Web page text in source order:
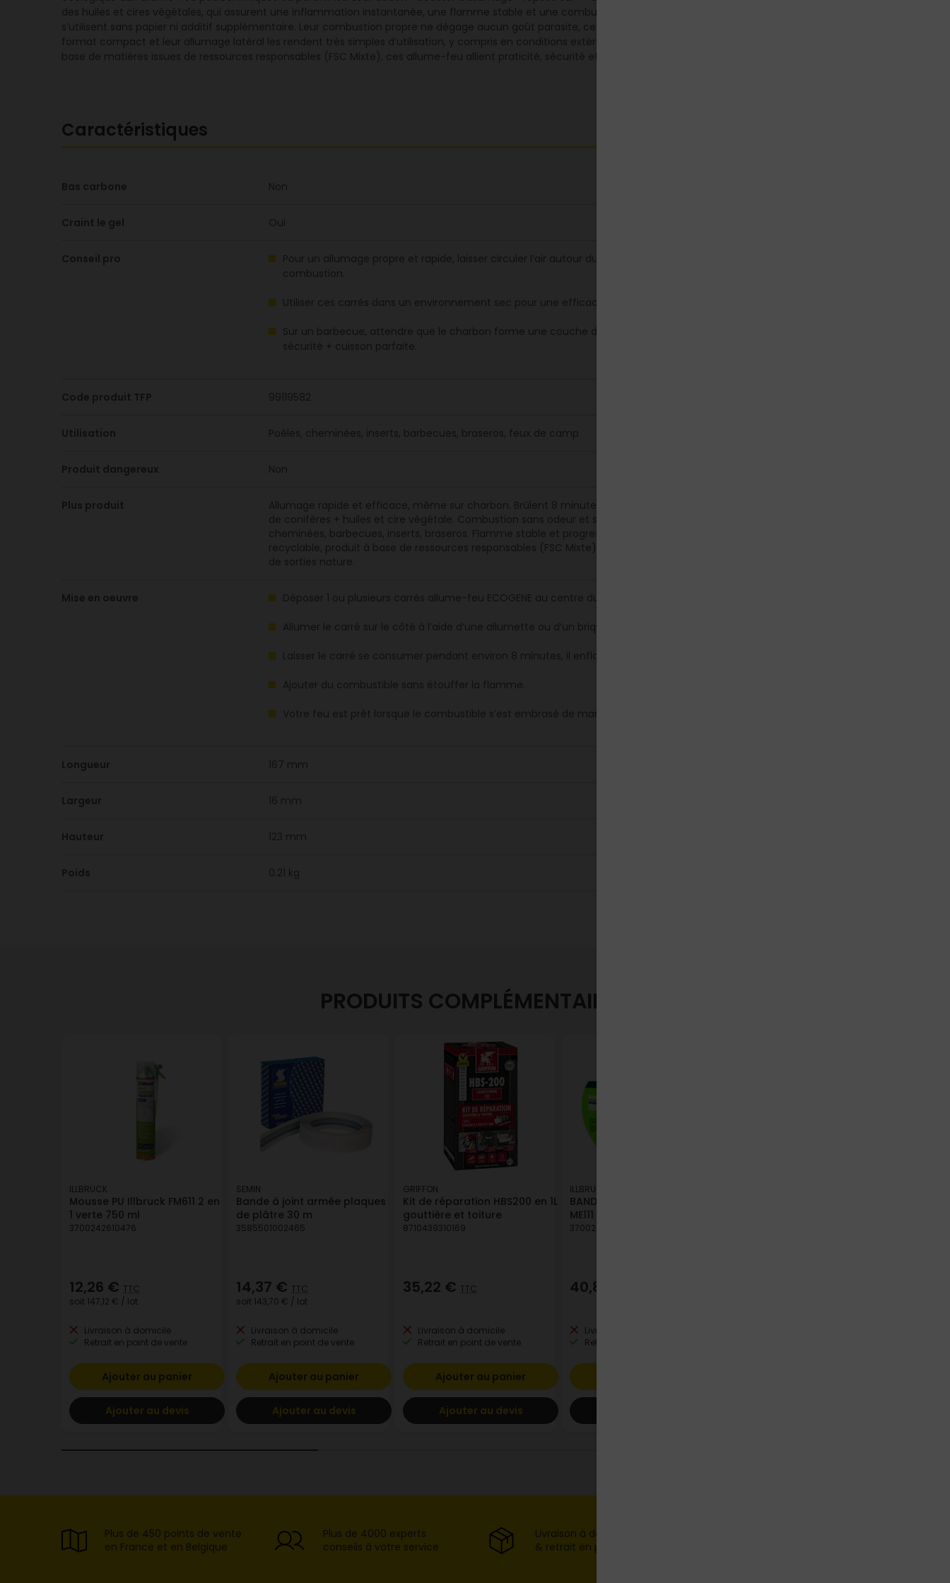
des huiles et cires végétales, qui assurent une inflammation instantanée, une flamme stable et une combustion prolongée de 8 minutes. Les carrés ECOGENE
s’utilisent sans papier ni additif supplémentaire. Leur combustion propre ne dégage aucun goût parasite, ce qui en fait un choix idéal pour la cuisson au barbecue. Leur
format compact et leur allumage latéral les rendent très simples d’utilisation, y compris en conditions extérieures. Conditionnés en boîte 100 % recyclable, fabriqués à
base de matières issues de ressources responsables (FSC Mixte), ces allume-feu allient praticité, sécurité et démarche écologique.
Caractéristiques
Bas carbone Non
Craint le gel Oui
Conseil pro
Pour un allumage propre et rapide, laisser circuler l’air autour du carré allume-feu : l’oxygène accélère naturellement la
combustion.
Utiliser ces carrés dans un environnement sec pour une efficacité optimale.
Sur un barbecue, attendre que le charbon forme une couche de braises blanches avant d’y déposer les aliments —
sécurité + cuisson parfaite.
Code produit TFP 99119582
Utilisation Poêles, cheminées, inserts, barbecues, braseros, feux de camp
Produit dangereux Non
Plus produit
Allumage rapide et efficace, même sur charbon. Brûlent 8 minutes, pas besoin de papier ou d’amadoue. 100 % naturel : bois
de conifères + huiles et cire végétale. Combustion sans odeur et sans altérer le goût des aliments. Très pratique pour poêles,
cheminées, barbecues, inserts, braseros. Flamme stable et progressive, parfaite pour enflammer le combustible. Boîte
recyclable, produit à base de ressources responsables (FSC Mixte). Format compact : se glisse facilement dans un sac lors
de sorties nature.
Mise en oeuvre Déposer 1 ou plusieurs carrés allume-feu ECOGENE au centre du foyer, entre les bûches ou sous le charbon.
Allumer le carré sur le côté à l’aide d’une allumette ou d’un briquet.
Laisser le carré se consumer pendant environ 8 minutes, il enflamme progressivement le bois ou le charbon.
Ajouter du combustible sans étouffer la flamme.
Votre feu est prêt lorsque le combustible s’est embrasé de manière homogène.
Longueur 167 mm
Largeur 16 mm
Hauteur 123 mm
Poids 0.21 kg
PRODUITS COMPLÉMENTAIRES
ILLBRUCK
Mousse PU Illbruck FM611 2 en
1 verte 750 ml
3700242610476
12,26 € TTC
soit 147,12 € / lot
Livraison à domicile
Retrait en point de vente
Ajouter au panier
Ajouter au devis
SEMIN
Bande à joint armée plaques
de plâtre 30 m
3585501002465
14,37 € TTC
soit 143,70 € / lot
Livraison à domicile
Retrait en point de vente
Ajouter au panier
Ajouter au devis
GRIFFON
Kit de réparation HBS200 en 1L
gouttière et toiture
8710439310169
35,22 € TTC
Livraison à domicile
Retrait en point de vente
Ajouter au panier
Ajouter au devis
ILLBRUCK
BANDE ETANCHEITE A FROID
ME111 TUILE 300 MM X 10 M
3700242610971
40,83 €
Livraison à domicile
Retrait en point de vente
Plus de 450 points de vente
en France et en Belgique
Plus de 4000 experts
conseils à votre service
Livraison à domicile
& retrait en point de vente